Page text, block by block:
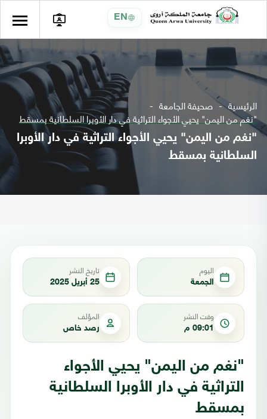
EN
الرئيسية صحيفة الجامعة
"نغم من اليمن" يحيي الأجواء التراثية في دار الأوبرا السلطانية بمسقط
"نغم من اليمن" يحيي الأجواء التراثية في دار الأوبرا
السلطانية بمسقط
اليوم
الجمعة
تاريخ النشر
25 أبريل 2025
وقت النشر
09:01 م
المؤلف
رصد خاص
"نغم من اليمن" يحيي الأجواء
التراثية في دار الأوبرا السلطانية
بمسقط